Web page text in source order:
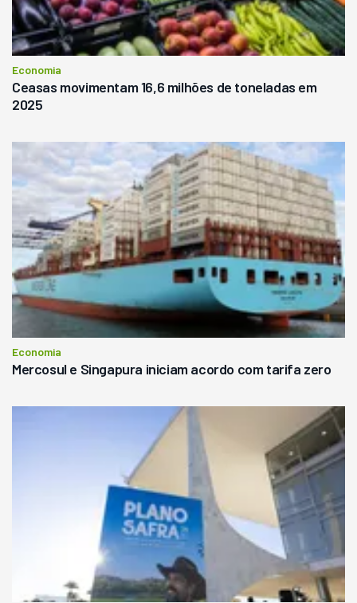
Economia
Ceasas movimentam 16,6 milhões de toneladas em
2025
Economia
Mercosul e Singapura iniciam acordo com tarifa zero